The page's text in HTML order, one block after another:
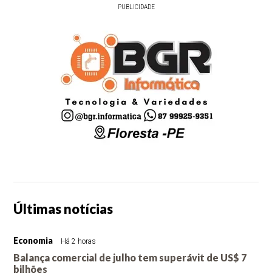
PUBLICIDADE
Últimas notícias
Economia Há 2 horas
Balança comercial de julho tem superávit de US$ 7
bilhões